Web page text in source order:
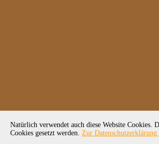
Natürlich verwendet auch diese Website Cookies.
Cookies gesetzt werden. Zur Datenschutzerklärung